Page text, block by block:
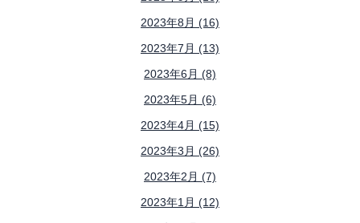
2023年8月 (16)
2023年7月 (13)
2023年6月 (8)
2023年5月 (6)
2023年4月 (15)
2023年3月 (26)
2023年2月 (7)
2023年1月 (12)